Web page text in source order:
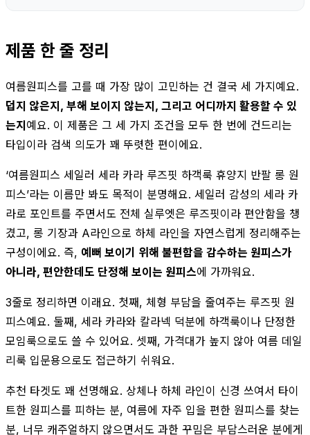
제품 한 줄 정리
여름원피스를 고를 때 가장 많이 고민하는 건 결국 세 가지예요.
덥지 않은지, 부해 보이지 않는지, 그리고 어디까지 활용할 수 있
는지예요. 이 제품은 그 세 가지 조건을 모두 한 번에 건드리는
타입이라 검색 의도가 꽤 뚜렷한 편이에요.
‘여름원피스 세일러 세라 카라 루즈핏 하객룩 휴양지 반팔 롱 원
피스’라는 이름만 봐도 목적이 분명해요. 세일러 감성의 세라 카
라로 포인트를 주면서도 전체 실루엣은 루즈핏이라 편안함을 챙
겼고, 롱 기장과 A라인으로 하체 라인을 자연스럽게 정리해주는
구성이에요. 즉, 예뻐 보이기 위해 불편함을 감수하는 원피스가
아니라, 편안한데도 단정해 보이는 원피스에 가까워요.
3줄로 정리하면 이래요. 첫째, 체형 부담을 줄여주는 루즈핏 원
피스예요. 둘째, 세라 카라와 칼라넥 덕분에 하객룩이나 단정한
모임룩으로도 쓸 수 있어요. 셋째, 가격대가 높지 않아 여름 데일
리룩 입문용으로도 접근하기 쉬워요.
추천 타겟도 꽤 선명해요. 상체나 하체 라인이 신경 쓰여서 타이
트한 원피스를 피하는 분, 여름에 자주 입을 편한 원피스를 찾는
분, 너무 캐주얼하지 않으면서도 과한 꾸밈은 부담스러운 분에게